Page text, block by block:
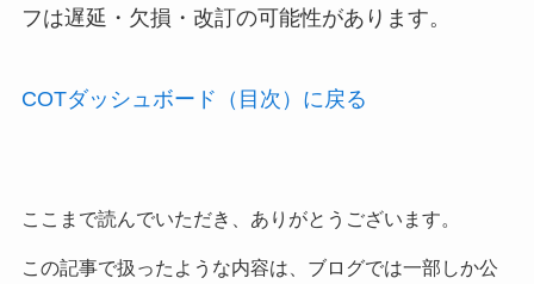
フは遅延・欠損・改訂の可能性があります。
COTダッシュボード（目次）に戻る
ここまで読んでいただき、ありがとうございます。
この記事で扱ったような内容は、ブログでは一部しか公